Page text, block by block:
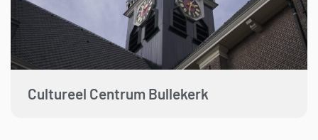
Cultureel Centrum Bullekerk